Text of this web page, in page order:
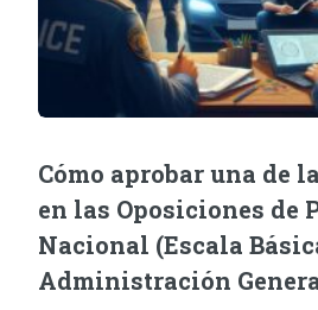
Cómo aprobar una de
en las Oposiciones de
Nacional (Escala
Administración